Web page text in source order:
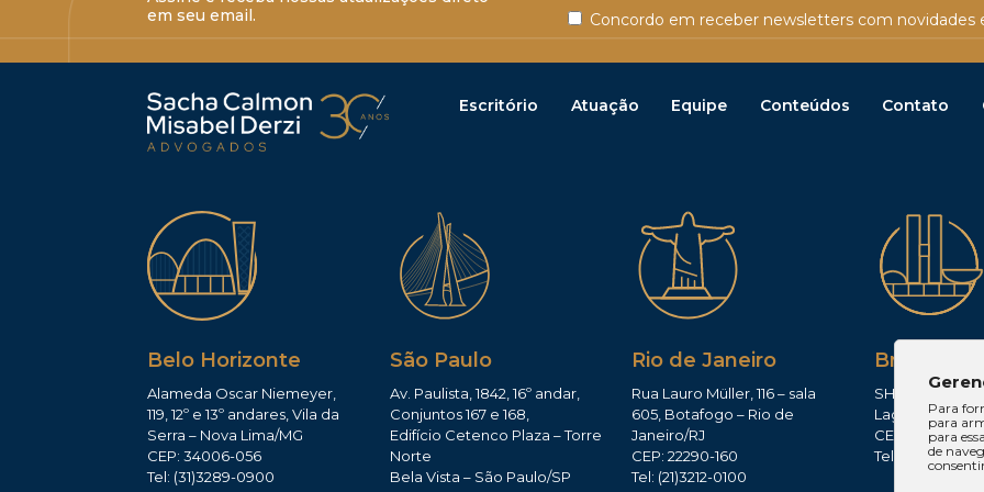
em seu email.
Concordo em receber newsletters com novidades
Escritório Atuação Equipe Conteúdos Contato
Belo Horizonte
Alameda Oscar Niemeyer,
119, 12º e 13º andares, Vila da
Serra – Nova Lima/MG
CEP: 34006-056
Tel: (31)3289-0900
São Paulo
Av. Paulista, 1842, 16º andar,
Conjuntos 167 e 168,
Edifício Cetenco Plaza – Torre
Norte
Bela Vista – São Paulo/SP
Rio de Janeiro
Rua Lauro Müller, 116 – sala
605, Botafogo – Rio de
Janeiro/RJ
CEP: 22290-160
Tel: (21)3212-0100
Brasília
SHIS QI 11,
Lago Sul –
CEP: 71625-300
Tel: (61)3224-
Para
para
para
de